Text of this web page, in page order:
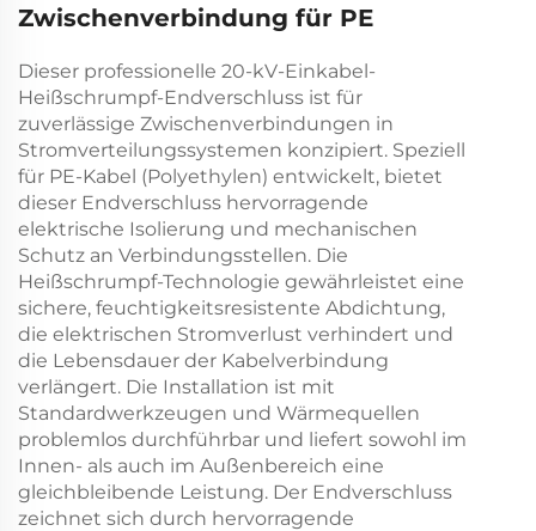
Zwischenverbindung für PE
Dieser professionelle 20-kV-Einkabel-
Heißschrumpf-Endverschluss ist für
zuverlässige Zwischenverbindungen in
Stromverteilungssystemen konzipiert. Speziell
für PE-Kabel (Polyethylen) entwickelt, bietet
dieser Endverschluss hervorragende
elektrische Isolierung und mechanischen
Schutz an Verbindungsstellen. Die
Heißschrumpf-Technologie gewährleistet eine
sichere, feuchtigkeitsresistente Abdichtung,
die elektrischen Stromverlust verhindert und
die Lebensdauer der Kabelverbindung
verlängert. Die Installation ist mit
Standardwerkzeugen und Wärmequellen
problemlos durchführbar und liefert sowohl im
Innen- als auch im Außenbereich eine
gleichbleibende Leistung. Der Endverschluss
zeichnet sich durch hervorragende